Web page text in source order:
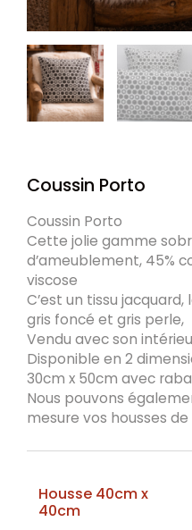
Coussin Porto
Coussin Porto
Cette jolie gamme
d’ameublement, 45%
viscose
C’est un tissu
gris foncé et gris perle,
Vendu avec son
Disponible en 2
30cm x 50cm avec
Nous pouvons
mesure vos housses de
Housse 40cm x
40cm